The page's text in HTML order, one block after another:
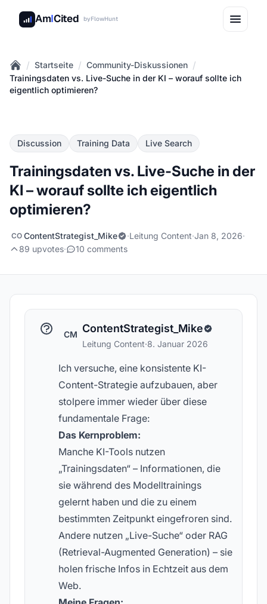
AmICited byFlowHunt
Home
/ Startseite / Community-Diskussionen /
Trainingsdaten vs. Live-Suche in der KI – worauf sollte ich
eigentlich optimieren?
Discussion Training Data Live Search
Trainingsdaten vs. Live-Suche in der
KI – worauf sollte ich eigentlich
optimieren?
CO ContentStrategist_Mike ·Leitung Content·Jan 8, 2026·
89 upvotes· 10 comments
CM ContentStrategist_Mike
Leitung Content·8. Januar 2026
Ich versuche, eine konsistente KI-
Content-Strategie aufzubauen, aber
stolpere immer wieder über diese
fundamentale Frage:
Das Kernproblem:
Manche KI-Tools nutzen
„Trainingsdaten“ – Informationen, die
sie während des Modelltrainings
gelernt haben und die zu einem
bestimmten Zeitpunkt eingefroren sind.
Andere nutzen „Live-Suche“ oder RAG
(Retrieval-Augmented Generation) – sie
holen frische Infos in Echtzeit aus dem
Web.